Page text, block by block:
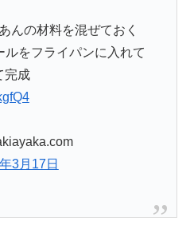
んの材料を混ぜておく
をフライパンに入れて
完成
3月17日